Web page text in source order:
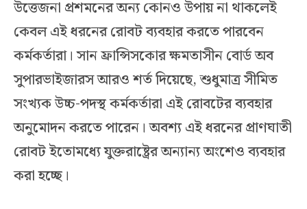
উত্তেজনা প্রশমনের অন্য কোনও উপায় না থাকলেই
কেবল এই ধরনের রোবট ব্যবহার করতে পারবেন
কর্মকর্তারা। সান ফ্রান্সিসকোর ক্ষমতাসীন বোর্ড অব
সুপারভাইজারস আরও শর্ত দিয়েছে, শুধুমাত্র সীমিত
সংখ্যক উচ্চ-পদস্থ কর্মকর্তারা এই রোবটের ব্যবহার
অনুমোদন করতে পারেন। অবশ্য এই ধরনের প্রাণঘাতী
রোবট ইতোমধ্যে যুক্তরাষ্ট্রের অন্যান্য অংশেও ব্যবহার
করা হচ্ছে।